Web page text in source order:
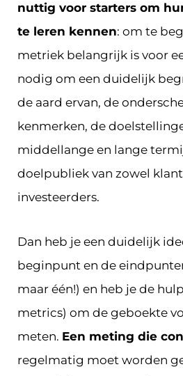
nuttig voor starters om
te leren kennen: om te
metriek belangrijk is voor
nodig om een duidelijk
de aard ervan, de
kenmerken, de
middellange en lange
doelpubliek van zowel
investeerders.
Dan heb je een duidelijk
beginpunt en de
maar één!) en heb je de
metrics) om de geboekte
meten. Een meting die
regelmatig moet worden